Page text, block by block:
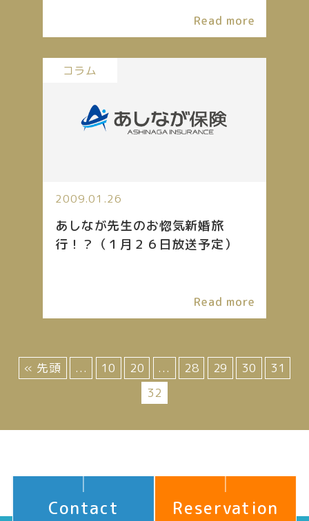
Read more
コラム
2009.01.26
あしなが先生のお惚気新婚旅
行！？（１月２６日放送予定）
Read more
« 先頭 ... 10 20 ... 28 29 30
31
32
Contact Reservation